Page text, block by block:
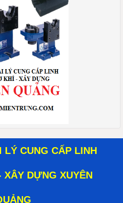
CUNG CẤP LINH
XÂY DỰNG XUYÊN